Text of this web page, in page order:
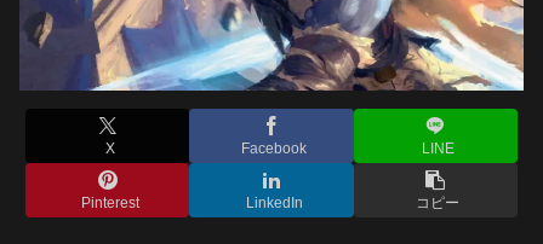
X Facebook LINE
Pinterest LinkedIn コピー